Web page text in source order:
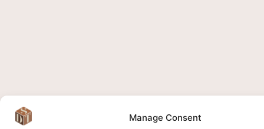
Manage Consent